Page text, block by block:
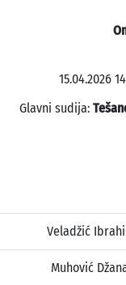
15.04.2026
Glavni sudija:
Veladžić
Muhović